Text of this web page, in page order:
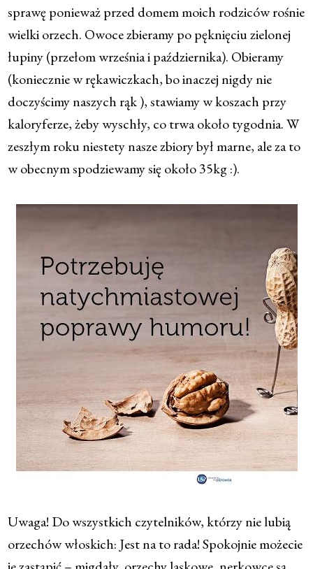
sprawę ponieważ przed domem moich rodziców rośnie
wielki orzech. Owoce zbieramy po pęknięciu zielonej
łupiny (przełom września i października). Obieramy
(koniecznie w rękawiczkach, bo inaczej nigdy nie
doczyścimy naszych rąk ), stawiamy w koszach przy
kaloryferze, żeby wyschły, co trwa około tygodnia. W
zeszłym roku niestety nasze zbiory był marne, ale za to
w obecnym spodziewamy się około 35kg :).
Uwaga! Do wszystkich czytelników, którzy nie lubią
orzechów włoskich: Jest na to rada! Spokojnie możecie